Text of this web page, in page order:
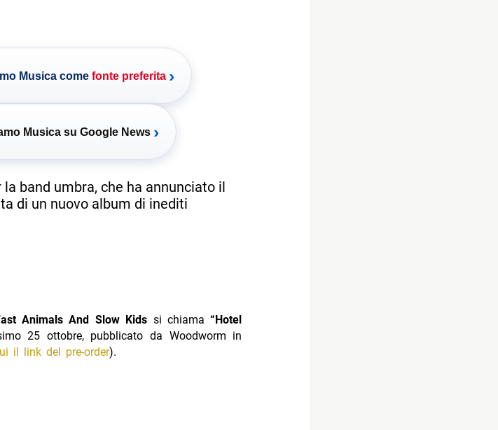
Musica come fonte preferita ›
Musica su Google News ›
band umbra, che ha annunciato il
di un nuovo album di inediti
Animals And Slow Kids si chiama“Hotel
25 ottobre, pubblicato da Woodworm in
il link del pre-order).